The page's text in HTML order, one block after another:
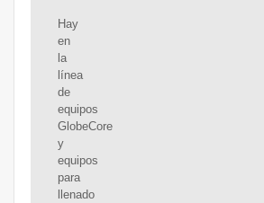
Hay
en
la
línea
de
equipos
GlobeCore
y
equipos
para
llenado